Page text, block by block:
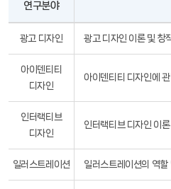
연구분야
광고 디자인 광고 디자인 이론 및 창
아이덴티티
디자인
아이덴티티 디자인에
인터랙티브
디자인
인터랙티브 디자인 이
일러스트레이션 일러스트레이션의 역